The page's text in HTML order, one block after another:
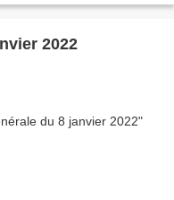
2022